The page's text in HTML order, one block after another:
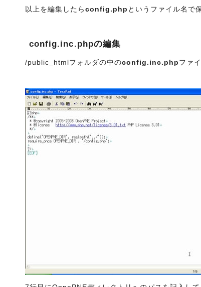
以上を編集したらconfig.php というファイル名で
config.inc.phpの編集
/public_htmlフォルダの中のconfig.inc.phpファ